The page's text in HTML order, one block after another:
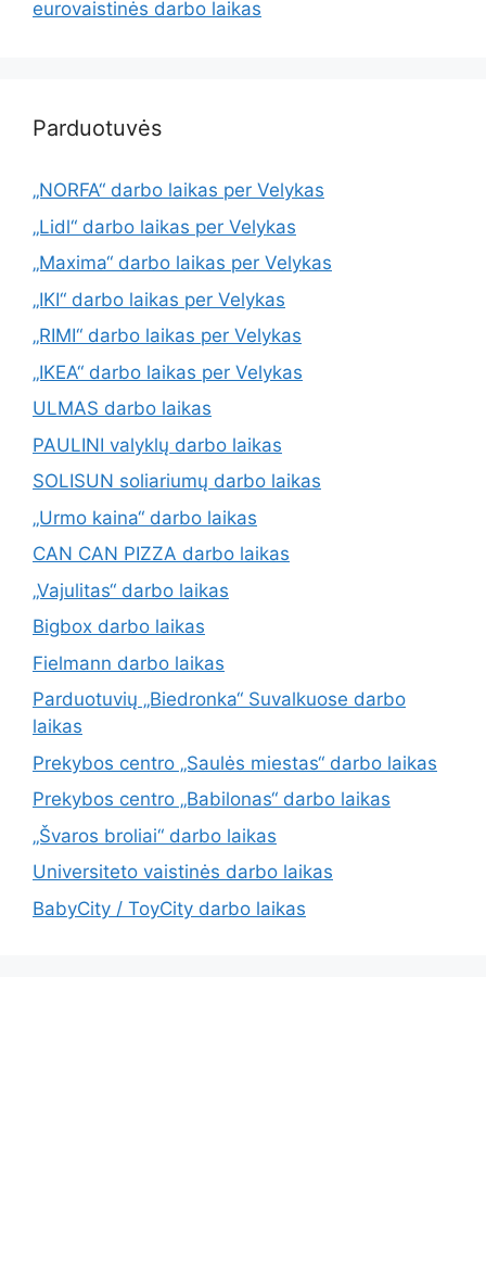
eurovaistinės darbo laikas
Parduotuvės
„NORFA“ darbo laikas per Velykas
„Lidl“ darbo laikas per Velykas
„Maxima“ darbo laikas per Velykas
„IKI“ darbo laikas per Velykas
„RIMI“ darbo laikas per Velykas
„IKEA“ darbo laikas per Velykas
ULMAS darbo laikas
PAULINI valyklų darbo laikas
SOLISUN soliariumų darbo laikas
„Urmo kaina“ darbo laikas
CAN CAN PIZZA darbo laikas
„Vajulitas“ darbo laikas
Bigbox darbo laikas
Fielmann darbo laikas
Parduotuvių „Biedronka“ Suvalkuose darbo
laikas
Prekybos centro „Saulės miestas“ darbo laikas
Prekybos centro „Babilonas“ darbo laikas
„Švaros broliai“ darbo laikas
Universiteto vaistinės darbo laikas
BabyCity / ToyCity darbo laikas